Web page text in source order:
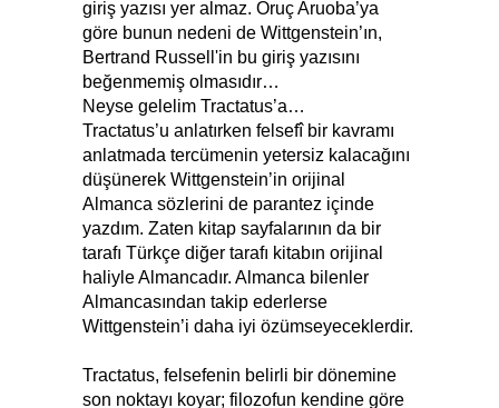
giriş yazısı yer almaz. Oruç Aruoba’ya
göre bunun nedeni de Wittgenstein’ın,
Bertrand Russell'in bu giriş yazısını
beğenmemiş olmasıdır…
Neyse gelelim Tractatus’a…
Tractatus’u anlatırken felsefî bir kavramı
anlatmada tercümenin yetersiz kalacağını
düşünerek Wittgenstein’in orijinal
Almanca sözlerini de parantez içinde
yazdım. Zaten kitap sayfalarının da bir
tarafı Türkçe diğer tarafı kitabın orijinal
haliyle Almancadır. Almanca bilenler
Almancasından takip ederlerse
Wittgenstein’i daha iyi özümseyeceklerdir.
Tractatus, felsefenin belirli bir dönemine
son noktayı koyar; filozofun kendine göre